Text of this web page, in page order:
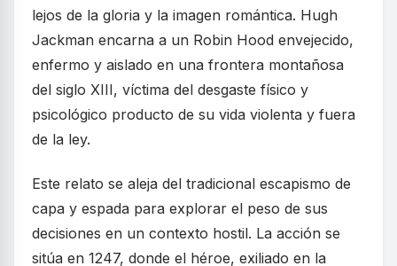
lejos de la gloria y la imagen romántica. Hugh
Jackman encarna a un Robin Hood envejecido,
enfermo y aislado en una frontera montañosa
del siglo XIII, víctima del desgaste físico y
psicológico producto de su vida violenta y fuera
de la ley.
Este relato se aleja del tradicional escapismo de
capa y espada para explorar el peso de sus
decisiones en un contexto hostil. La acción se
sitúa en 1247, donde el héroe, exiliado en la